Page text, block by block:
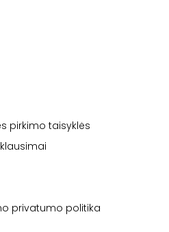
pirkimo taisyklės
privatumo politika